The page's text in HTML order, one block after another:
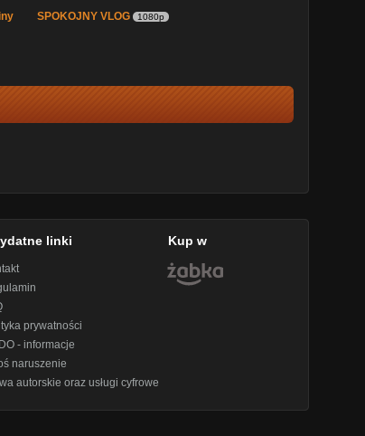
SPOKOJNY VLOG 1080p
linki
prywatności
- informacje
naruszenie
autorskie oraz usługi cyfrowe
Kup w